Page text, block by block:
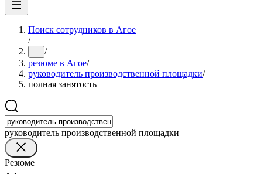
Поиск сотрудников в Агое
/
... /
резюме в Агое/
руководитель производственной площадки/
полная занятость
руководитель производственной площадки
Резюме